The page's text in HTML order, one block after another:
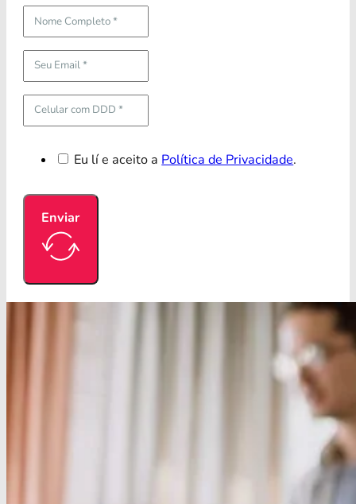
Eu lí e aceito aPolítica de Privacidade.
Enviar